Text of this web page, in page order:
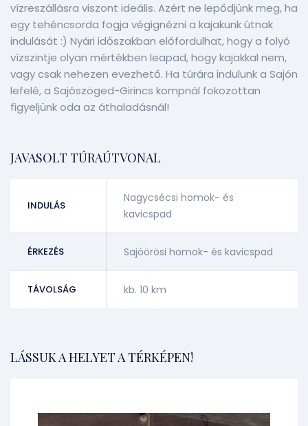
vízreszállásra viszont ideális. Azért ne lepődjünk meg, ha
egy tehéncsorda fogja végignézni a kajakunk útnak
indulását :) Nyári időszakban előfordulhat, hogy a folyó
vízszintje olyan mértékben leapad, hogy kajakkal nem,
vagy csak nehezen evezhető. Ha túrára indulunk a Sajón
lefelé, a Sajószöged-Girincs kompnál fokozottan
figyeljünk oda az áthaladásnál!
JAVASOLT TÚRAÚTVONAL
INDULÁS
Nagycsécsi homok- és
kavicspad
ÉRKEZÉS Sajóörösi homok- és kavicspad
TÁVOLSÁG kb. 10 km
LÁSSUK A HELYET A TÉRKÉPEN!